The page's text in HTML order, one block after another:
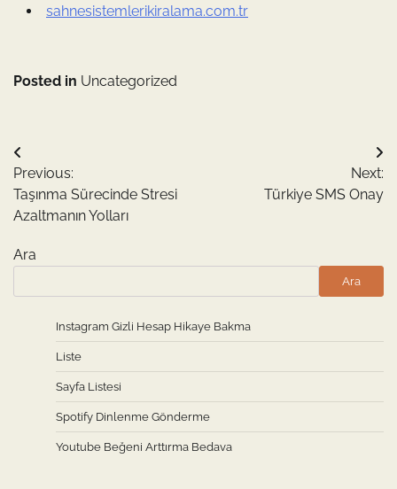
sahnesistemlerikiralama.com.tr
Posted in Uncategorized
Yazı
gezinmesi
Previous:
Taşınma Sürecinde Stresi
Azaltmanın Yolları
Next:
Türkiye SMS Onay
Ara
Ara
Instagram Gizli Hesap Hikaye Bakma
Liste
Sayfa Listesi
Spotify Dinlenme Gönderme
Youtube Beğeni Arttırma Bedava